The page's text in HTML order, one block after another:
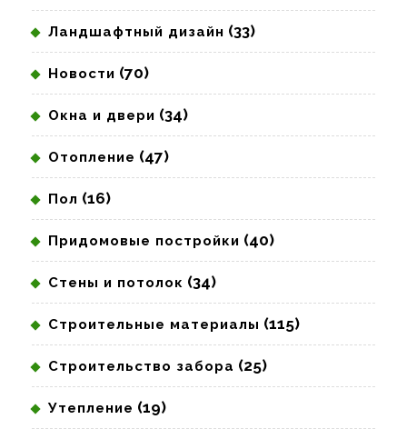
Ландшафтный дизайн (33)
Новости (70)
Окна и двери (34)
Отопление (47)
Пол (16)
Придомовые постройки (40)
Стены и потолок (34)
Строительные материалы (115)
Строительство забора (25)
Утепление (19)